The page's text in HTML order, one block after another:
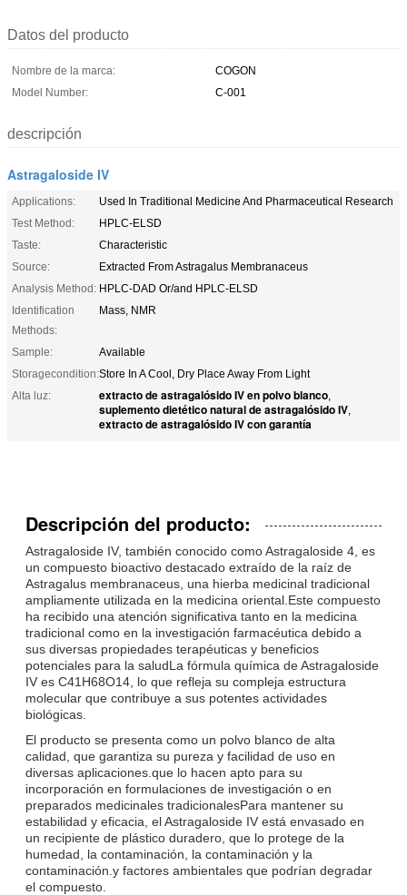
Datos del producto
Nombre de la marca:
COGON
Model Number:
C-001
descripción
Astragaloside IV
Applications:
Used In Traditional Medicine And Pharmaceutical Research
Test Method:
HPLC-ELSD
Taste:
Characteristic
Source:
Extracted From Astragalus Membranaceus
Analysis Method: HPLC-DAD Or/and HPLC-ELSD
Identification
Methods:
Mass, NMR
Sample:
Available
Storagecondition:Store In A Cool, Dry Place Away From Light
Alta luz:
extracto de astragalósido IV en polvo blanco,
suplemento dietético natural de astragalósido IV,
extracto de astragalósido IV con garantía
Descripción del producto:
Astragaloside IV, también conocido como Astragaloside 4, es
un compuesto bioactivo destacado extraído de la raíz de
Astragalus membranaceus, una hierba medicinal tradicional
ampliamente utilizada en la medicina oriental.Este compuesto
ha recibido una atención significativa tanto en la medicina
tradicional como en la investigación farmacéutica debido a
sus diversas propiedades terapéuticas y beneficios
potenciales para la saludLa fórmula química de Astragaloside
IV es C41H68O14, lo que refleja su compleja estructura
molecular que contribuye a sus potentes actividades
biológicas.
El producto se presenta como un polvo blanco de alta
calidad, que garantiza su pureza y facilidad de uso en
diversas aplicaciones.que lo hacen apto para su
incorporación en formulaciones de investigación o en
preparados medicinales tradicionalesPara mantener su
estabilidad y eficacia, el Astragaloside IV está envasado en
un recipiente de plástico duradero, que lo protege de la
humedad, la contaminación, la contaminación y la
contaminación.y factores ambientales que podrían degradar
el compuesto.